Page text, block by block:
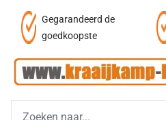
Gegarandeerd de
goedkoopste